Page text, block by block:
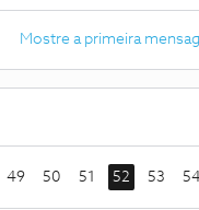
Mostre a primeira
49 50 51 52 53